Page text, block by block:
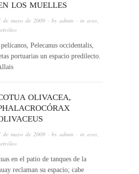
LOS MUELLES
de mayo de 2009 · byadmin · inaves,
Pelecanus occidentalis,
portuarias un espacio predilecto.
OLIVACEA,
de mayo de 2009 · byadmin · inaves
en el patio de tanques de la
reclaman su espacio; cabe